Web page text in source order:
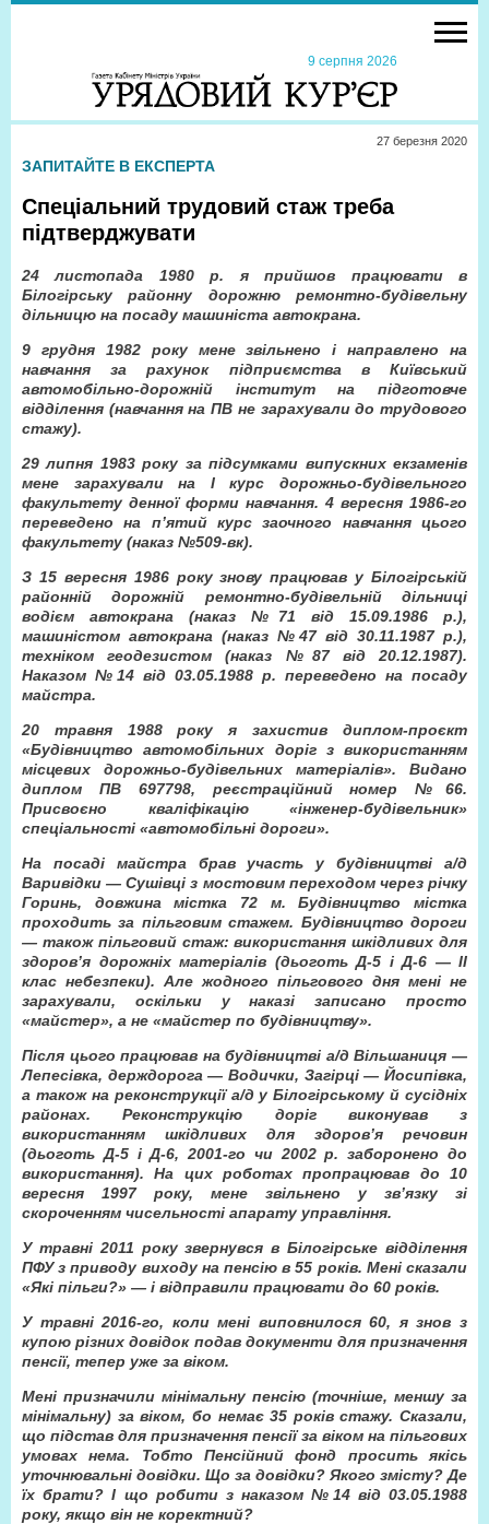
9 серпня 2026
27 березня 2020
ЗАПИТАЙТЕ В ЕКСПЕРТА
Спеціальний трудовий стаж треба
підтверджувати
24 листопада 1980 р. я прийшов працювати в
Білогірську районну дорожню ремонтно-будівельну
дільницю на посаду машиніста автокрана.
9 грудня 1982 року мене звільнено і направлено на
навчання за рахунок підприємства в Київський
автомобільно-дорожній інститут на підготовче
відділення (навчання на ПВ не зарахували до трудового
стажу).
29 липня 1983 року за підсумками випускних екзаменів
мене зарахували на I курс дорожньо-будівельного
факультету денної форми навчання. 4 вересня 1986-го
переведено на п’ятий курс заочного навчання цього
факультету (наказ №509-вк).
З 15 вересня 1986 року знову працював у Білогірській
районній дорожній ремонтно-будівельній дільниці
водієм автокрана (наказ №71 від 15.09.1986 р.),
машиністом автокрана (наказ №47 від 30.11.1987 р.),
техніком геодезистом (наказ №87 від 20.12.1987).
Наказом №14 від 03.05.1988 р. переведено на посаду
майстра.
20 травня 1988 року я захистив диплом-проєкт
«Будівництво автомобільних доріг з використанням
місцевих дорожньо-будівельних матеріалів». Видано
диплом ПВ 697798, реєстраційний номер №66.
Присвоєно кваліфікацію «інженер-будівельник»
спеціальності «автомобільні дороги».
На посаді майстра брав участь у будівництві а/д
Варивідки — Сушівці з мостовим переходом через річку
Горинь, довжина містка 72 м. Будівництво містка
проходить за пільговим стажем. Будівництво дороги
— також пільговий стаж: використання шкідливих для
здоров’я дорожніх матеріалів (дьоготь Д-5 і Д-6 — II
клас небезпеки). Але жодного пільгового дня мені не
зарахували, оскільки у наказі записано просто
«майстер», а не «майстер по будівництву».
Після цього працював на будівництві а/д Вільшаниця —
Лепесівка, держдорога — Водички, Загірці — Йосипівка,
а також на реконструкції а/д у Білогірському й сусідніх
районах. Реконструкцію доріг виконував з
використанням шкідливих для здоров’я речовин
(дьоготь Д-5 і Д-6, 2001-го чи 2002 р. заборонено до
використання). На цих роботах пропрацював до 10
вересня 1997 року, мене звільнено у зв’язку зі
скороченням чисельності апарату управління.
У травні 2011 року звернувся в Білогірське відділення
ПФУ з приводу виходу на пенсію в 55 років. Мені сказали
«Які пільги?» — і відправили працювати до 60 років.
У травні 2016-го, коли мені виповнилося 60, я знов з
купою різних довідок подав документи для призначення
пенсії, тепер уже за віком.
Мені призначили мінімальну пенсію (точніше, меншу за
мінімальну) за віком, бо немає 35 років стажу. Сказали,
що підстав для призначення пенсії за віком на пільгових
умовах нема. Тобто Пенсійний фонд просить якісь
уточнювальні довідки. Що за довідки? Якого змісту? Де
їх брати? І що робити з наказом №14 від 03.05.1988
року, якщо він не коректний?